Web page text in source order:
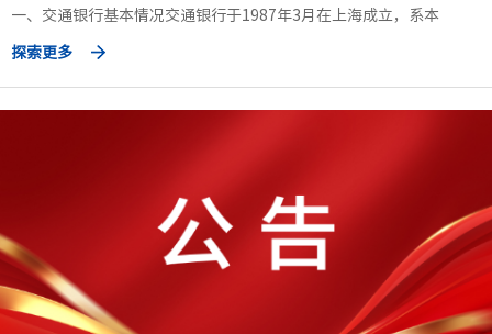
一、交通银行基本情况交通银行于1987年3月在上海成立，系本
探索更多